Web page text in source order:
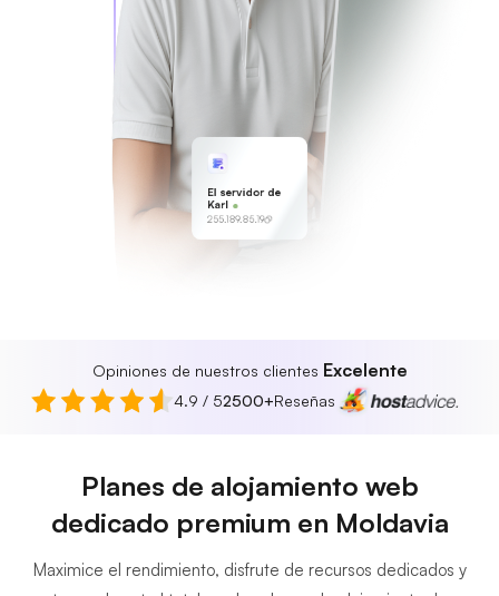
El servidor de
Karl
255.189.85.19
Opiniones de nuestros clientes Excelente
4.9 / 52500+Reseñas
Planes de alojamiento web
dedicado premium en Moldavia
Maximice el rendimiento, disfrute de recursos dedicados y